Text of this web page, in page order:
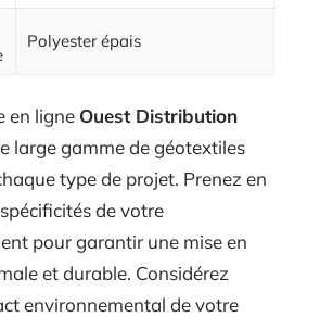
Polyester épais
en ligne Ouest Distribution
large gamme de géotextiles
type de projet. Prenez en
de votre
pour garantir une mise en
et durable. Considérez
environnemental de votre